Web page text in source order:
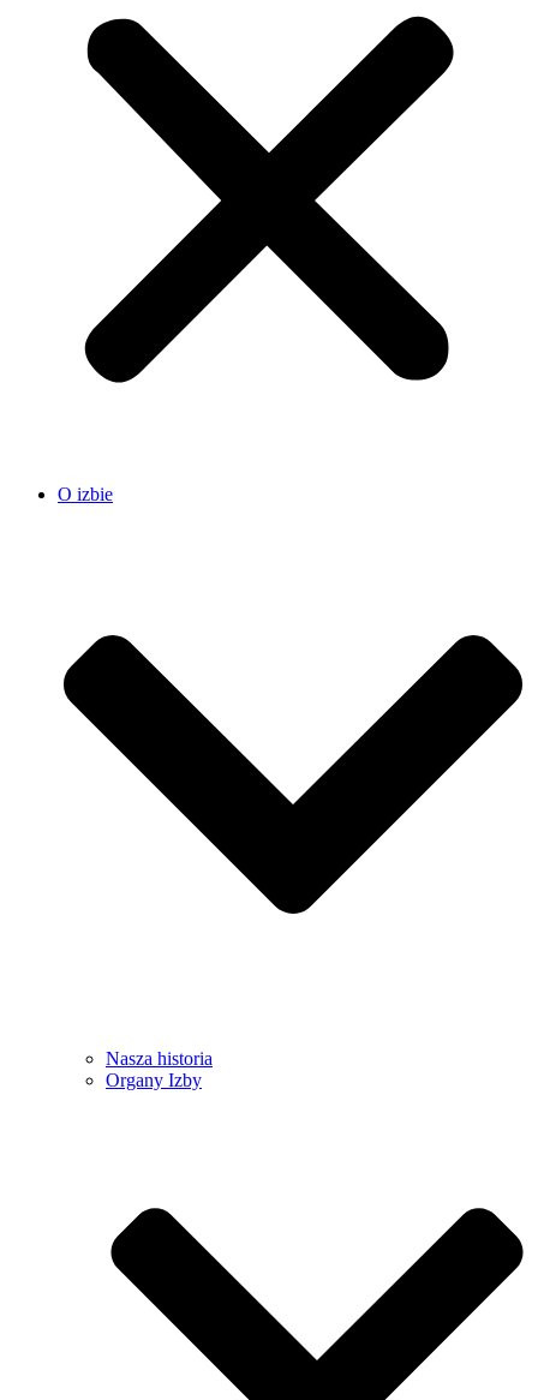
O izbie
Nasza historia
Organy Izby